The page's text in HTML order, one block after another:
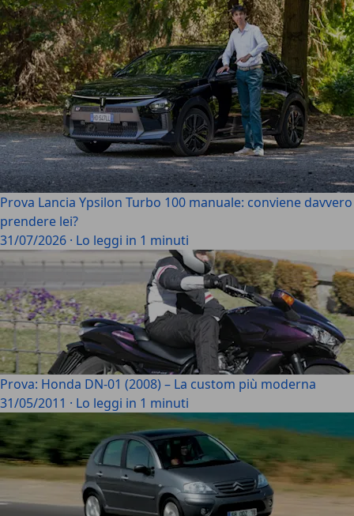
Prova Lancia Ypsilon Turbo 100 manuale: conviene davvero
prendere lei?
31/07/2026 · Lo leggi in 1 minuti
Prova: Honda DN-01 (2008) – La custom più moderna
31/05/2011 · Lo leggi in 1 minuti